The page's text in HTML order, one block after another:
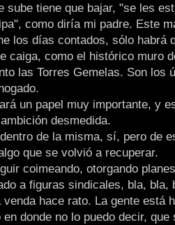
sube tiene que bajar, "se les
como diría mi padre. Este
los días contados, sólo habrá
caiga, como el histórico muro
las Torres Gemelas. Son los
un papel muy importante, y
desmedida.
de la misma, sí, pero de
que se volvió a recuperar.
coimeando, otorgando
a figuras sindicales, bla, bla,
hace rato. La gente está
en donde no lo puedo decir,